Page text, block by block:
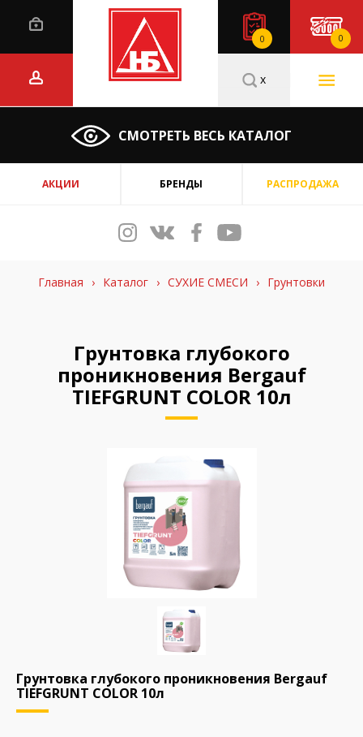
0 0
СМОТРЕТЬ ВЕСЬ КАТАЛОГ
x
АКЦИИ БРЕНДЫ РАСПРОДАЖА
Главная › Каталог › СУХИЕ СМЕСИ › Грунтовки
Грунтовка глубокого
проникновения Bergauf
TIEFGRUNT COLOR 10л
Грунтовка глубокого проникновения Bergauf
TIEFGRUNT COLOR 10л